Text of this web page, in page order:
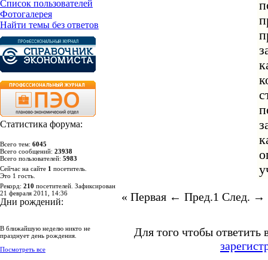
Список пользователей
Фотогалерея
Найти темы без ответов
Статистика форума:
Всего тем: 6045
Всего сообщений: 23938
Всего пользователей: 5983
Сейчас на сайте 1 посетитель.
Это 1 гость.
Рекорд: 210 посетителей. Зафиксирован
21 февраля 2011, 14:36
Дни рождений:
В ближайшую неделю никто не
празднует день рождения.
Посмотреть все
« Первая ← Пред.1 След. →
Для того чтобы